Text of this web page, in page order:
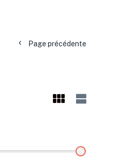
Page précédente